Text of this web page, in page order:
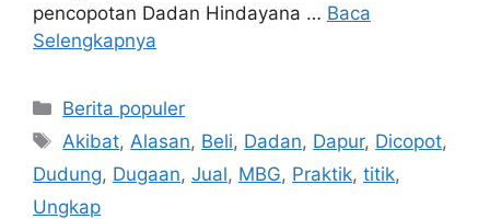
pencopotan Dadan Hindayana … Baca
Selengkapnya
Kategori
Berita populer
Tag
Akibat, Alasan, Beli, Dadan, Dapur, Dicopot,
Dudung, Dugaan, Jual, MBG, Praktik, titik,
Ungkap